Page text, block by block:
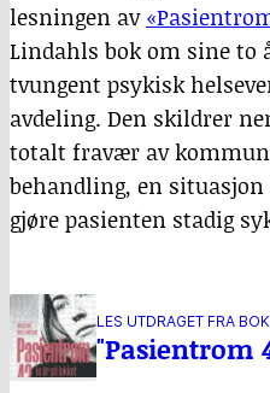
lesningen av
Lindahls bok om sine to
tvungent psykisk
avdeling. Den skildrer
totalt fravær av
behandling, en
gjøre pasienten stadig
LES UTDRAGET FRA
"Pasientrom